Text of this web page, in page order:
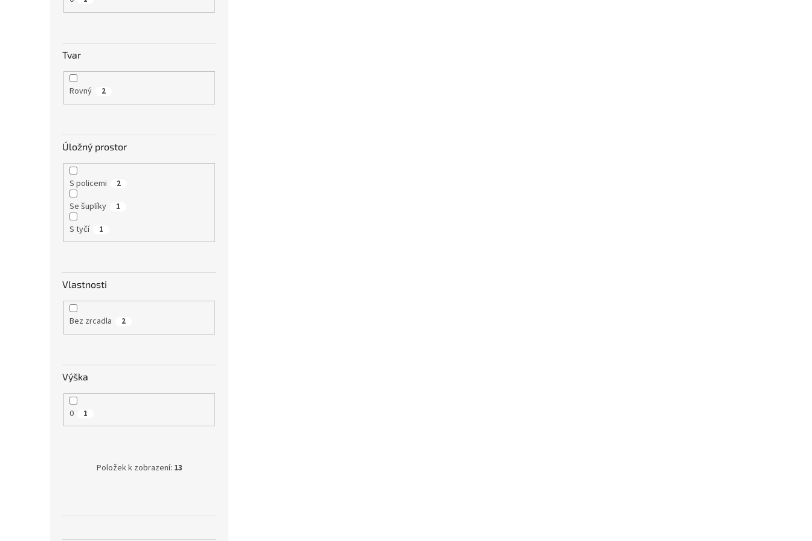
Tvar
Rovný 2
Úložný prostor
S policemi 2
Se šuplíky 1
S tyčí 1
Vlastnosti
Bez zrcadla 2
Výška
0 1
Položek k zobrazení: 13